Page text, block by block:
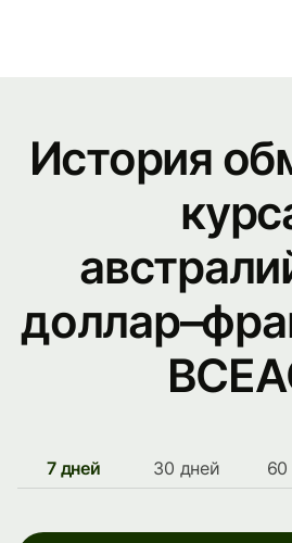
История
7 дней 30 дней 60